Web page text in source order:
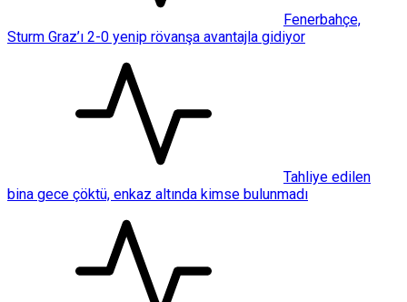
Fenerbahçe,
Sturm Graz’ı 2-0 yenip rövanşa avantajla gidiyor
Tahliye edilen
bina gece çöktü, enkaz altında kimse bulunmadı